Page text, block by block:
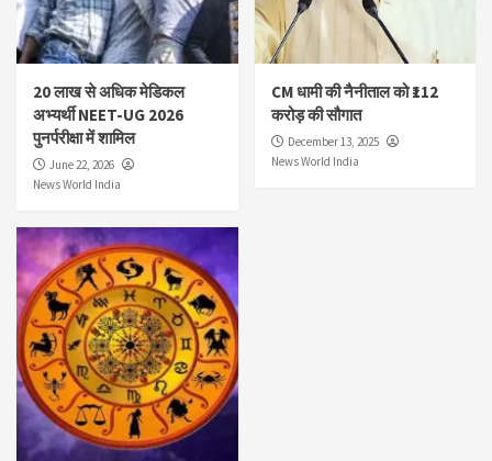
20 लाख से अधिक मेडिकल
अभ्यर्थी NEET-UG 2026
पुनर्परीक्षा में शामिल
June 22, 2026
News World India
CM धामी की नैनीताल को ₹112
करोड़ की सौगात
December 13, 2025
News World India